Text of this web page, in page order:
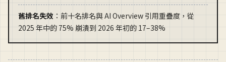
舊排名失效 ：前十名排名與 AI Overview 引用重疊度，從
2025 年中的 75% 崩潰到 2026 年初的 17–38%